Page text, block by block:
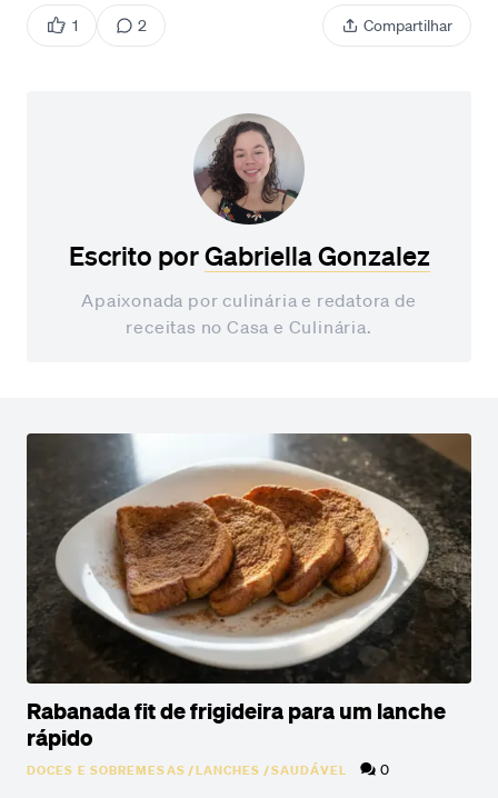
1 2 Compartilhar
Escrito porGabriella Gonzalez
Apaixonada por culinária e redatora de
receitas no Casa e Culinária.
Rabanada fit de frigideira para um lanche
rápido
DOCES E SOBREMESAS/LANCHES /SAUDÁVEL 0